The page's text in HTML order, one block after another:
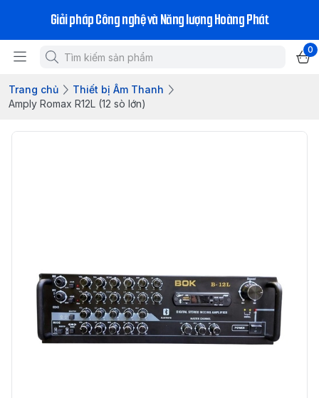
Giải pháp Công nghệ và Năng lượng Hoàng Phát
0
Trang chủ
Thiết bị Âm Thanh
Amply Romax R12L (12 sò lớn)